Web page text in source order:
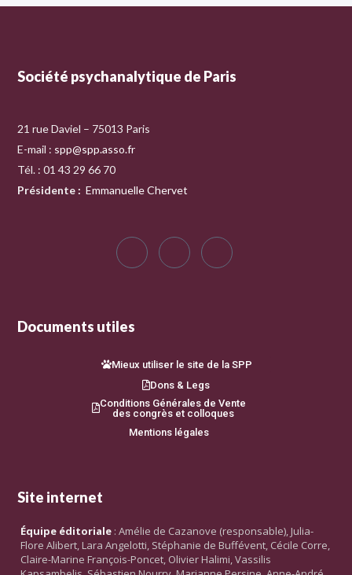
Société psychanalytique de Paris
21 rue Daviel – 75013 Paris
E-mail : spp@spp.asso.fr
Tél. : 01 43 29 66 70
Présidente : Emmanuelle Chervet
Documents utiles
Mieux utiliser le site de la SPP
Dons & Legs
Conditions Générales de Vente
des congrès et colloques
Mentions légales
Site internet
Équipe éditoriale : Amélie de Cazanove (responsable), Julia-
Flore Alibert, Lara Angelotti, Stéphanie de Buffévent, Cécile Corre,
Claire-Marine François-Poncet, Olivier Halimi, Vassilis